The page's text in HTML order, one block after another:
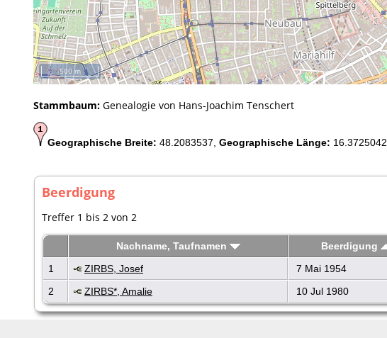
500 m
Stammbaum: Genealogie von Hans-Joachim Tenschert
Geographische Breite: 48.2083537, Geographische Länge: 16.3725042
Beerdigung
Treffer 1 bis 2 von 2
Nachname, Taufnamen Beerdigung
1
ZIRBS, Josef 7 Mai 1954
2
ZIRBS*, Amalie 10 Jul 1980